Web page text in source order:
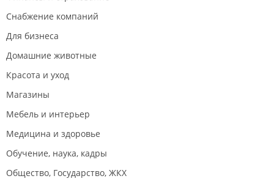
Снабжение компаний
Для бизнеса
Домашние животные
Красота и уход
Магазины
Мебель и интерьер
Медицина и здоровье
Обучение, наука, кадры
Общество, Государство, ЖКХ